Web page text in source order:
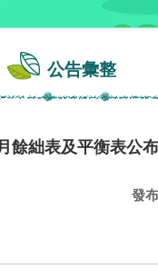
公告彙整
餘絀表及平衡表公布
發